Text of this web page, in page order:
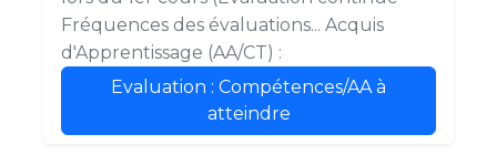
Fréquences des évaluations... Acquis
d'Apprentissage (AA/CT) :
Evaluation : Compétences/AA à
atteindre